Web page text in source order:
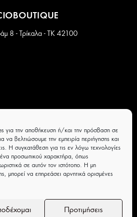
για την αποθήκευση ή/και την πρόσβαση σε
βελτιώσουμε την εμπειρία περιήγησης και
Η συγκατάθεση για τις εν λόγω τεχνολογίες
προσωπικού χαρακτήρα, όπως
σε αυτόν τον ιστότοπο. Η μη
μπορεί να επηρεάσει αρνητικά ορισμένες
Προτιμήσεις
8 - Τρίκαλα - ΤΚ 42100